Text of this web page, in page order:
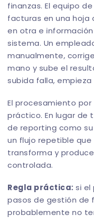
finanzas. El equipo
facturas en una hoja
en otra e
sistema. Un
manualmente,
mano y sube el
subida falla,
El procesamiento
práctico. En lugar
de reporting como
un flujo repetible
transforma y
controlada.
Regla práctica: si el
pasos de gestión de
probablemente no